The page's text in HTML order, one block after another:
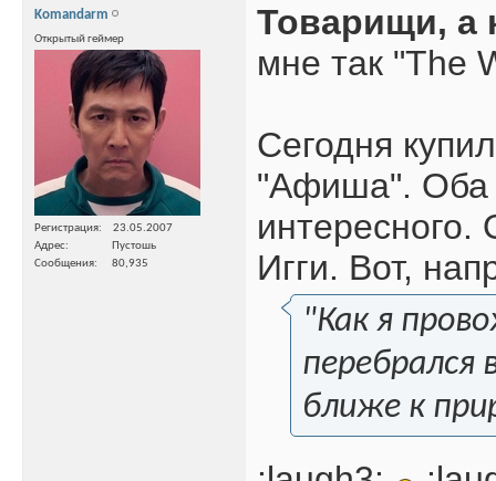
Komandarm
Открытый геймер
Регистрация
23.05.2007
Адрес
Пустошь
Сообщения
80,935
Товарищи, а
мне так "The
Сегодня
"Афиша". Оба
интересного.
Игги. Вот,
"Как я
ближе к